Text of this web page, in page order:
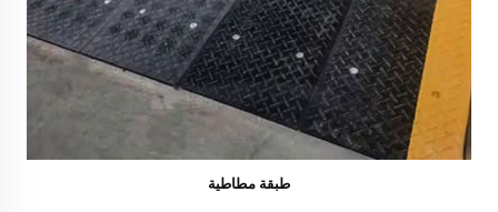
طبقة مطاطية